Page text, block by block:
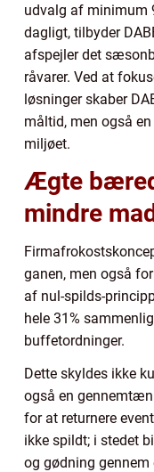
udvalg af minimum
dagligt, tilbyder
afspejler det
råvarer. Ved at
løsninger skaber
måltid, men også
miljøet.
Ægte
mindre
ganen, men også
af nul-spilds-
hele 31%
buffetordninger.
Dette skyldes ikke
også en
for at returnere
ikke spildt; i stedet
og gødning gennem